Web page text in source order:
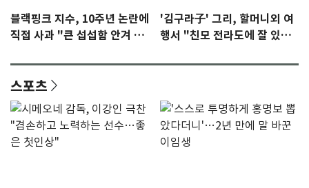
블랙핑크 지수, 10주년 논란에
직접 사과 "큰 섭섭함 안겨 미
'김구라子' 그리, 할머니외 여
행서 "친모 전라도에 잘 있
스포츠